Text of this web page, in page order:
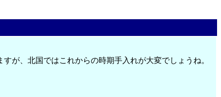
が、北国ではこれからの時期手入れが大変でしょうね。